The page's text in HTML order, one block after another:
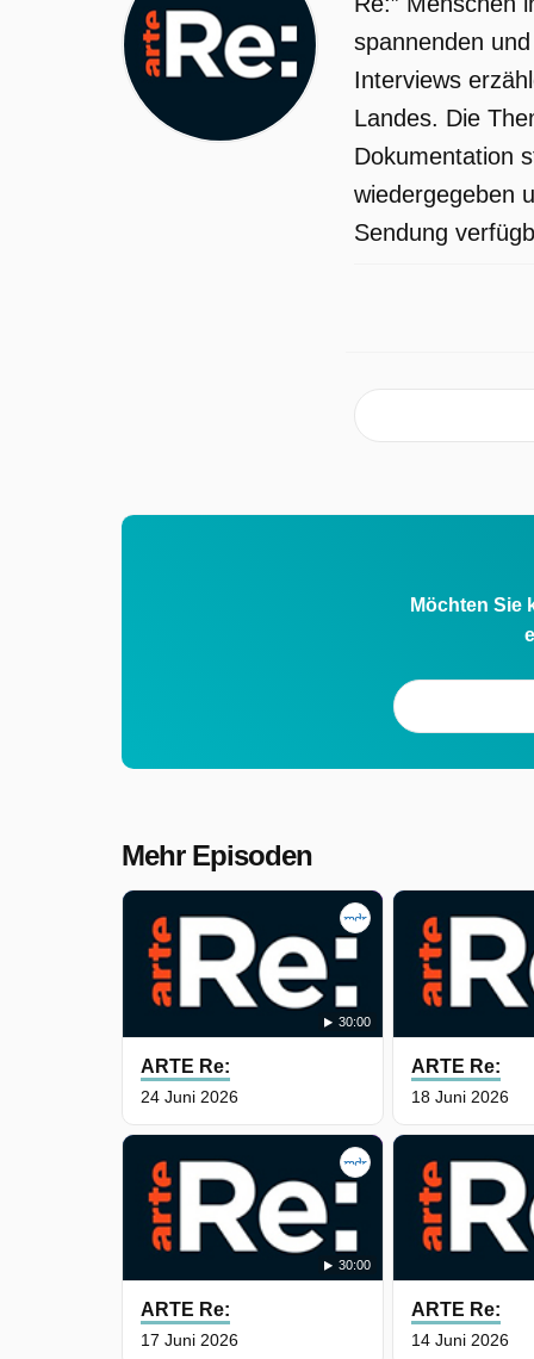
stärksten zusammenbringt. Nicht
sind es Menschen aus der
Arbeiterklasse und Underdogs, die
einmal im Jahr hierherkommen, um
selbst und ihr Auto zu feiern, eine
Subkultur. Hier kann man Low-Rider
bestaunen, deren Karosserie nur
nicht nur gepflegte Oldtimer fahren
Reportage cruist mit Alex, Evelina und
Liam durch den schwedischen
und zeigt ein Schweden, das ganz
ARTE Re: wurde auf NDR ausgestrahlt
am Samstag 9 Mai 2026, 12:45 Uhr.
spannenden
Interviews
Landes. Die
Dokumentation
wiedergegeben
Sendung
Möchten Sie
Mehr Episoden
30:00
ARTE Re:
24 Juni 2026
ARTE Re:
18 Juni 2026
30:00
ARTE Re:
17 Juni 2026
ARTE Re:
14 Juni 2026